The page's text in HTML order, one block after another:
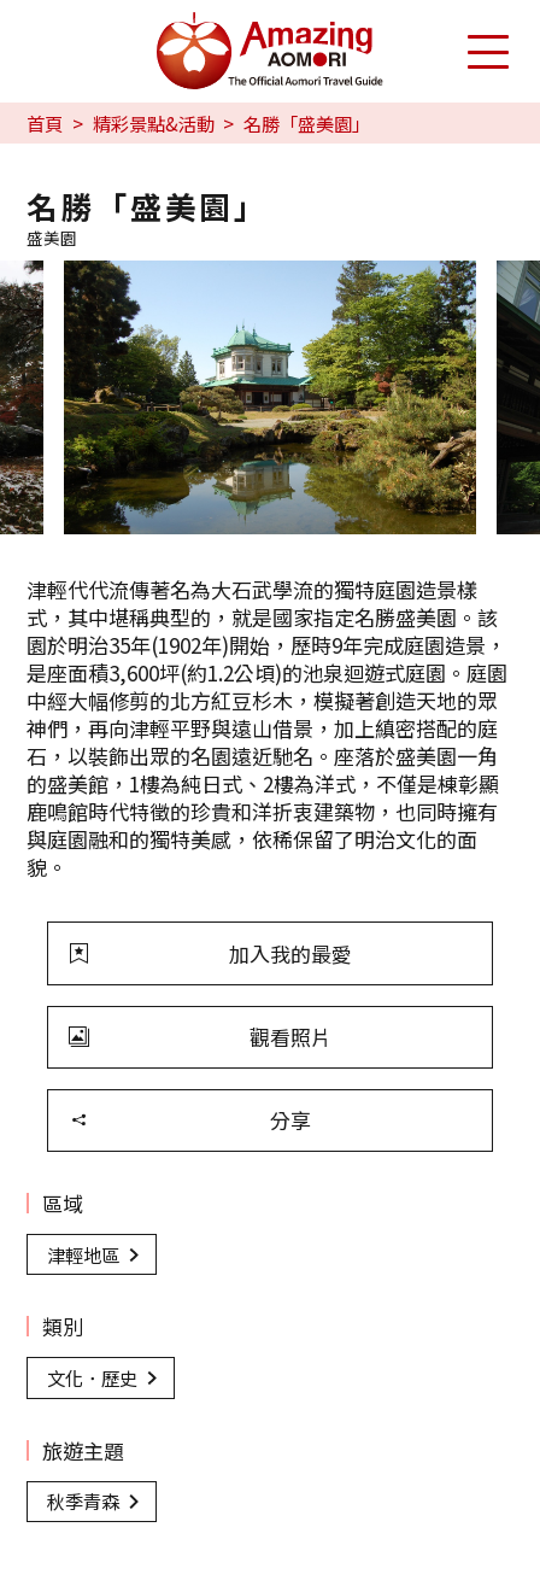
首頁 精彩景點&活動 名勝「盛美園」
名勝「盛美園」
盛美園
津輕代代流傳著名為大石武學流的獨特庭園造景樣
式，其中堪稱典型的，就是國家指定名勝盛美園。該
園於明治35年(1902年)開始，歷時9年完成庭園造景，
是座面積3,600坪(約1.2公頃)的池泉迴遊式庭園。庭園
中經大幅修剪的北方紅豆杉木，模擬著創造天地的眾
神們，再向津輕平野與遠山借景，加上縝密搭配的庭
石，以裝飾出眾的名園遠近馳名。座落於盛美園一角
的盛美館，1樓為純日式、2樓為洋式，不僅是棟彰顯
鹿鳴館時代特徵的珍貴和洋折衷建築物，也同時擁有
與庭園融和的獨特美感，依稀保留了明治文化的面
貌。
加入我的最愛
觀看照片
分享
區域
津輕地區
類別
文化．歷史
旅遊主題
秋季青森